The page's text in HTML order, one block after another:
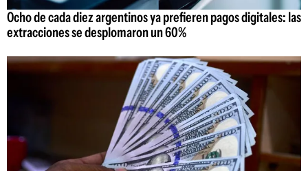
Ocho de cada diez argentinos ya prefieren pagos digitales: las
extracciones se desplomaron un 60%